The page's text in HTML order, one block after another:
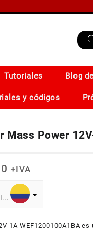
Tutoriales Blog
y códigos
Mass Power
+IVA
Peso Colombiano
1A WEF1200100A1BA